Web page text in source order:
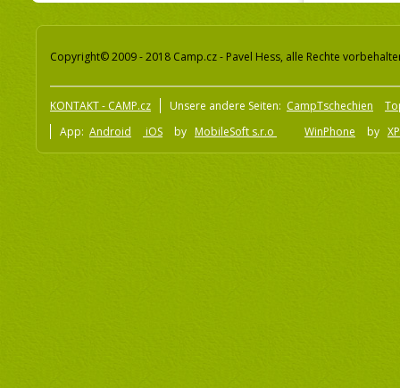
Copyright© 2009 - 2018 Camp.cz - Pavel Hess, alle Rechte
KONTAKT - CAMP.cz Unsere andere Seiten: CampTschechien
App: Android iOS by MobileSoft s.r.o WinPhone by